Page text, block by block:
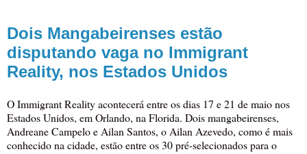
Dois Mangabeirenses estão
disputando vaga no Immigrant
Reality, nos Estados Unidos
O Immigrant Reality acontecerá entre os dias 17 e 21 de maio nos
Estados Unidos, em Orlando, na Florida. Dois mangabeirenses,
Andreane Campelo e Ailan Santos, o Ailan Azevedo, como é mais
conhecido na cidade, estão entre os 30 pré-selecionados para o